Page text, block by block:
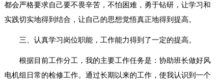
都会严格要求自己要不畏辛苦，不怕困难，勇于钻研，让学习和
实践切实地得到结合，让自己的思想觉悟真正地得到提高。
三、认真学习岗位职能，工作能力得到了一定的提高。
根据目前工作分工，我的主要工作任务是：协助班长做好风
电机组日常的检修工作。通过长期以来的工作，使我认识到一个